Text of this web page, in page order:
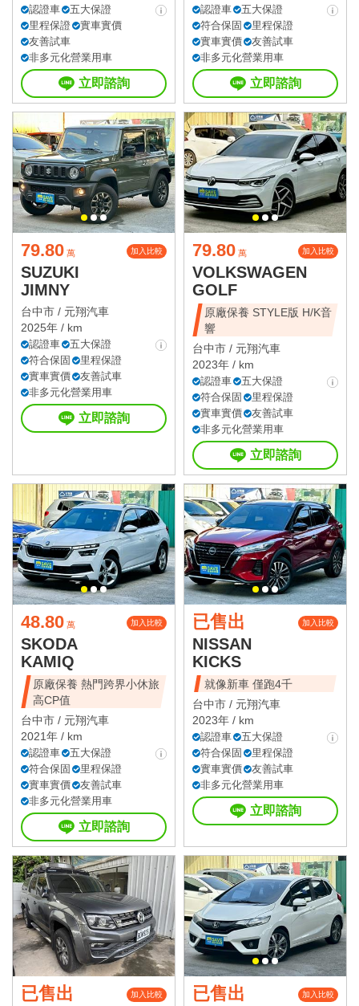
認證車
五大保證
里程保證
實車實價
友善試車
非多元化營業用車
立即諮詢
認證車
五大保證
符合保固
里程保證
實車實價
友善試車
非多元化營業用車
立即諮詢
79.80 萬 加入比較
SUZUKI
JIMNY
台中市 / 元翔汽車
2025年 / km
認證車
五大保證
符合保固
里程保證
實車實價
友善試車
非多元化營業用車
立即諮詢
79.80 萬 加入比較
VOLKSWAGEN
GOLF
原廠保養 STYLE版 H/K音
響
台中市 / 元翔汽車
2023年 / km
認證車
五大保證
符合保固
里程保證
實車實價
友善試車
非多元化營業用車
立即諮詢
48.80 萬 加入比較
SKODA
KAMIQ
原廠保養 熱門跨界小休旅
高CP值
台中市 / 元翔汽車
2021年 / km
認證車
五大保證
符合保固
里程保證
實車實價
友善試車
非多元化營業用車
立即諮詢
已售出 加入比較
NISSAN
KICKS
就像新車 僅跑4千
台中市 / 元翔汽車
2023年 / km
認證車
五大保證
符合保固
里程保證
實車實價
友善試車
非多元化營業用車
立即諮詢
已售出 加入比較 已售出 加入比較